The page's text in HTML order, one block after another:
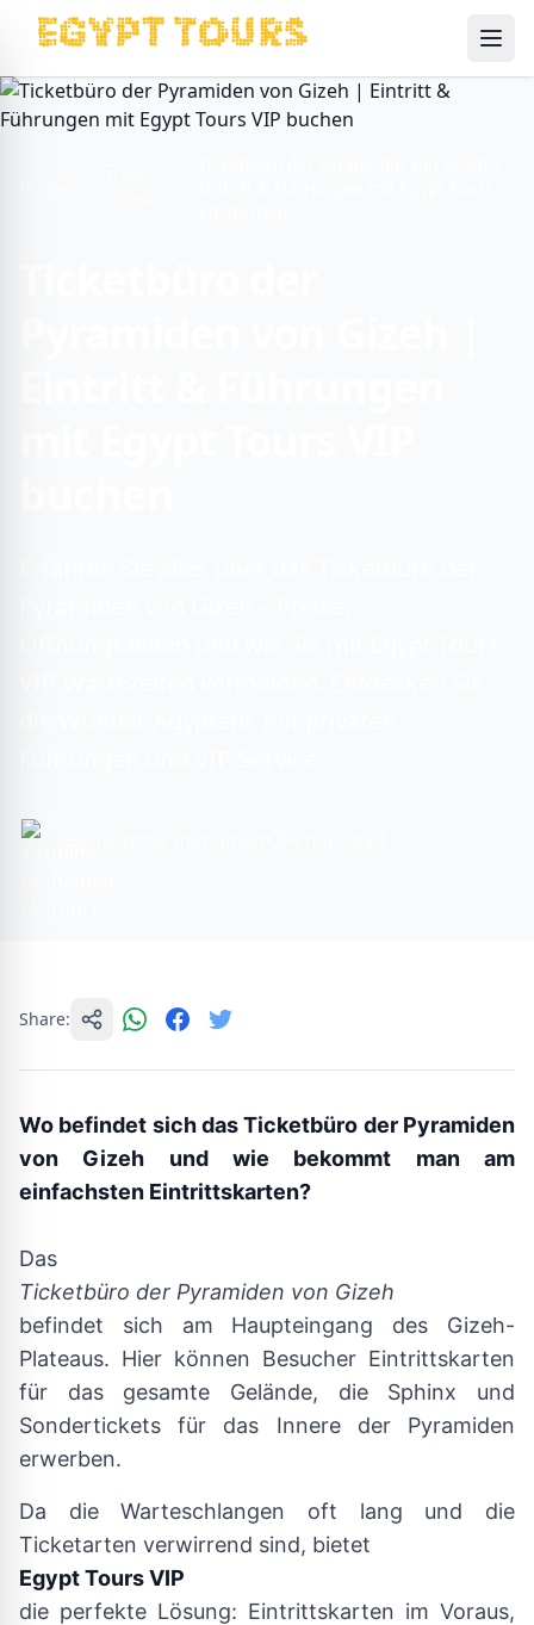
Share:
Wo befindet sich das Ticketbüro der Pyramiden
von Gizeh und wie bekommt man am
einfachsten Eintrittskarten?
Das
Ticketbüro der Pyramiden von Gizeh
befindet sich am Haupteingang des Gizeh-
Plateaus. Hier können Besucher Eintrittskarten
für das gesamte Gelände, die Sphinx und
Sondertickets für das Innere der Pyramiden
erwerben.
Da die Warteschlangen oft lang und die
Ticketarten verwirrend sind, bietet
Egypt Tours VIP
die perfekte Lösung: Eintrittskarten im Voraus,